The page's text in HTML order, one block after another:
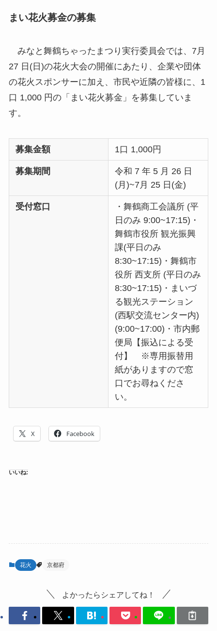
まい花火募金の募集
みなと舞鶴ちゃったまつり実行委員会では、7月
27 日(日)の花火大会の開催にあたり、企業や団体
の花火スポンサーに加え、市民や近隣の皆様に、1
口 1,000 円の「まい花火募金」を募集していま
す。
募集金額 1口 1,000円
募集期間
令和 7 年 5 月 26 日
(月)~7月 25 日(金)
受付窓口
・舞鶴商工会議所 (平
日のみ 9:00~17:15)・
舞鶴市役所 観光振興
課(平日のみ
8:30~17:15)・舞鶴市
役所 西支所 (平日のみ
8:30~17:15)・まいづ
る観光ステーション
(西駅交流センター内)
(9:00~17:00)・市内郵
便局【振込による受
付】 ※専用振替用
紙がありますので窓
口でお尋ねくださ
い。
X Facebook
いいね:
花火 京都府
よかったらシェアしてね！